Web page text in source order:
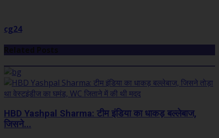
cg24
HBD Yashpal Sharma: टीम इंडिया का धाकड़ बल्लेबाज,
जिसने...